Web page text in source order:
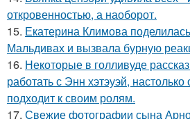
откровенностью, а наоборот.
15. Екатерина Климова
Мальдивах и вызвала бурную
16. Некоторые в голливуде
работать с Энн хэтэуэй, настолько
подходит к своим ролям.
17. Свежие фотографии сына